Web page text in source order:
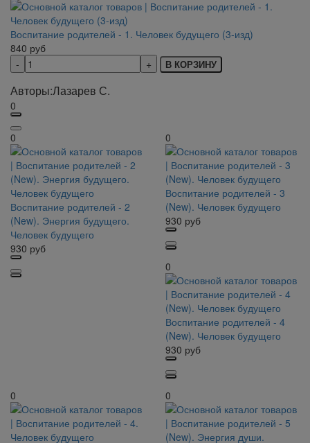
Воспитание родителей - 1. Человек будущего (3-изд)
840 руб
В КОРЗИНУ
Авторы:Лазарев С.
0
0
Воспитание родителей - 2
(New). Энергия будущего.
Человек будущего
930 руб
0
Воспитание родителей - 3
(New). Человек будущего
930 руб
0
Воспитание родителей - 4
(New). Человек будущего
930 руб
0 0